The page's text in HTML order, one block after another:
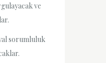
ve
sorumluluk